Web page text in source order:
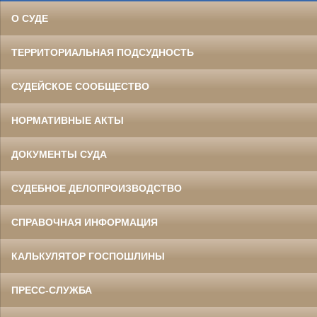
О СУДЕ
ТЕРРИТОРИАЛЬНАЯ ПОДСУДНОСТЬ
СУДЕЙСКОЕ СООБЩЕСТВО
НОРМАТИВНЫЕ АКТЫ
ДОКУМЕНТЫ СУДА
СУДЕБНОЕ ДЕЛОПРОИЗВОДСТВО
СПРАВОЧНАЯ ИНФОРМАЦИЯ
КАЛЬКУЛЯТОР ГОСПОШЛИНЫ
ПРЕСС-СЛУЖБА